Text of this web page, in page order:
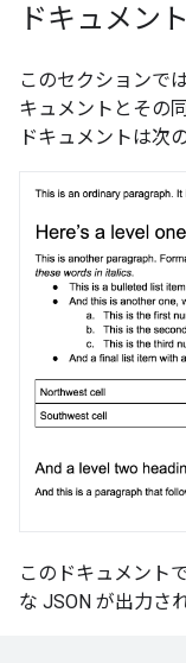
ドキュメン
このセクションで
キュメントとその
ドキュメントは次
このドキュメント
な JSON が出力さ